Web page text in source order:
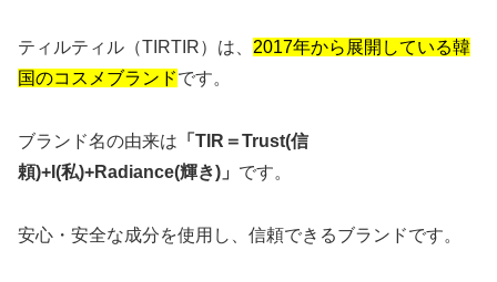
ティルティル（TIRTIR）は、 2017年から展開している韓
国のコスメブランドです。
ブランド名の由来は 「TIR＝Trust(信
頼)+I(私)+Radiance(輝き)」 です。
安心・安全な成分を使用し、信頼できるブランドです。